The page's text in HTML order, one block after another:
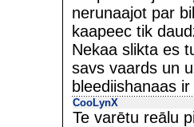
nerunaajot par
kaapeec tik
Nekaa slikta es
savs vaards un
bleediishanaas
CooLynX
Te varētu reālu